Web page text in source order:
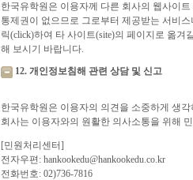
한국유학원은 이용자께 다른 회사의 웹사이
통제권이 없으므로 그로부터 제공받는 서비
릭(click)하여 타 사이트(site)의 페이지로 옮
해 보시기 바랍니다.
12. 개인정보침해 관련 상담 및 신고
한국유학원은 이용자의 의견을 소중하게 생
회사는 이용자와의 원활한 의사소통을 위해
[민원처리센터]
전자우편: hankookedu@hankookedu.co.kr
전화번호: 02)736-7816